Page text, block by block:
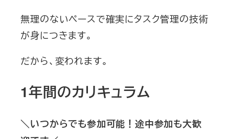
無理のないペースで確実にタスク管理の技術
が身につきます。
だから、変われます。
1年間のカリキュラム
＼いつからでも参加可能！途中参加も大歓